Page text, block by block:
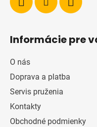
Informácie pre
O nás
Doprava a platba
Servis pruženia
Kontakty
Obchodné podmienky